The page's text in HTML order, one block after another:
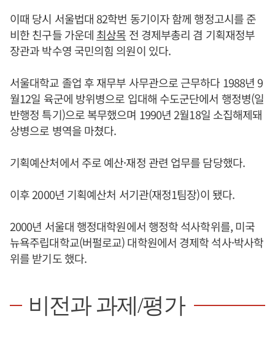
이때 당시 서울법대 82학번 동기이자 함께 행정고시를 준
비한 친구들 가운데 최상목 전 경제부총리 겸 기획재정부
장관과 박수영 국민의힘 의원이 있다.
서울대학교 졸업 후 재무부 사무관으로 근무하다 1988년 9
월12일 육군에 방위병으로 입대해 수도군단에서 행정병(일
반행정 특기)으로 복무했으며 1990년 2월18일 소집해제돼
상병으로 병역을 마쳤다.
기획예산처에서 주로 예산·재정 관련 업무를 담당했다.
이후 2000년 기획예산처 서기관(재정1팀장)이 됐다.
2000년 서울대 행정대학원에서 행정학 석사학위를, 미국
뉴욕주립대학교(버펄로교) 대학원에서 경제학 석사·박사학
위를 받기도 했다.
비전과 과제/평가